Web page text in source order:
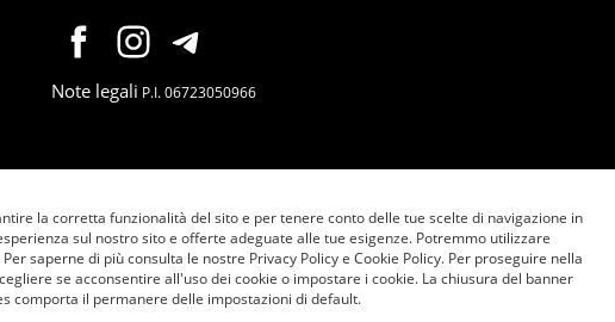
Note legali P.I. 06723050966
la corretta funzionalità del sito e per tenere conto delle tue scelte di navigazione in
sul nostro sito e offerte adeguate alle tue esigenze. Potremmo utilizzare
saperne di più consulta le nostre Privacy Policy e Cookie Policy. Per proseguire nella
se acconsentire all'uso dei cookie o impostare i cookie. La chiusura del banner
comporta il permanere delle impostazioni di default.